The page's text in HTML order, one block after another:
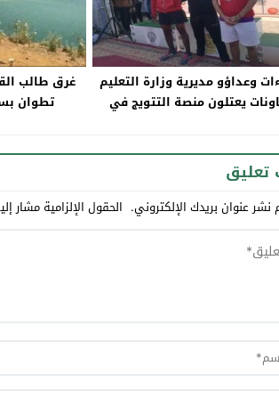
وعداؤو مديرية وزارة التعليم
يعتلون منصة التتويج في
غرق طالب
تطوان
تعليق
نشر عنوان بريدك الإلكتروني. الحقول الإلزامية مشار